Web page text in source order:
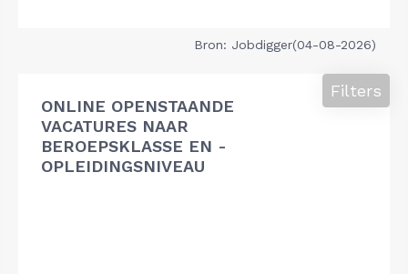
Bron: Jobdigger(04-08-2026)
ONLINE OPENSTAANDE
VACATURES NAAR
BEROEPSKLASSE EN -
OPLEIDINGSNIVEAU
Filters